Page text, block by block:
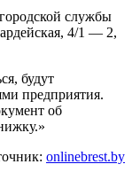
службы
4/1 — 2,
будут
предприятия.
об
onlinebrest.by